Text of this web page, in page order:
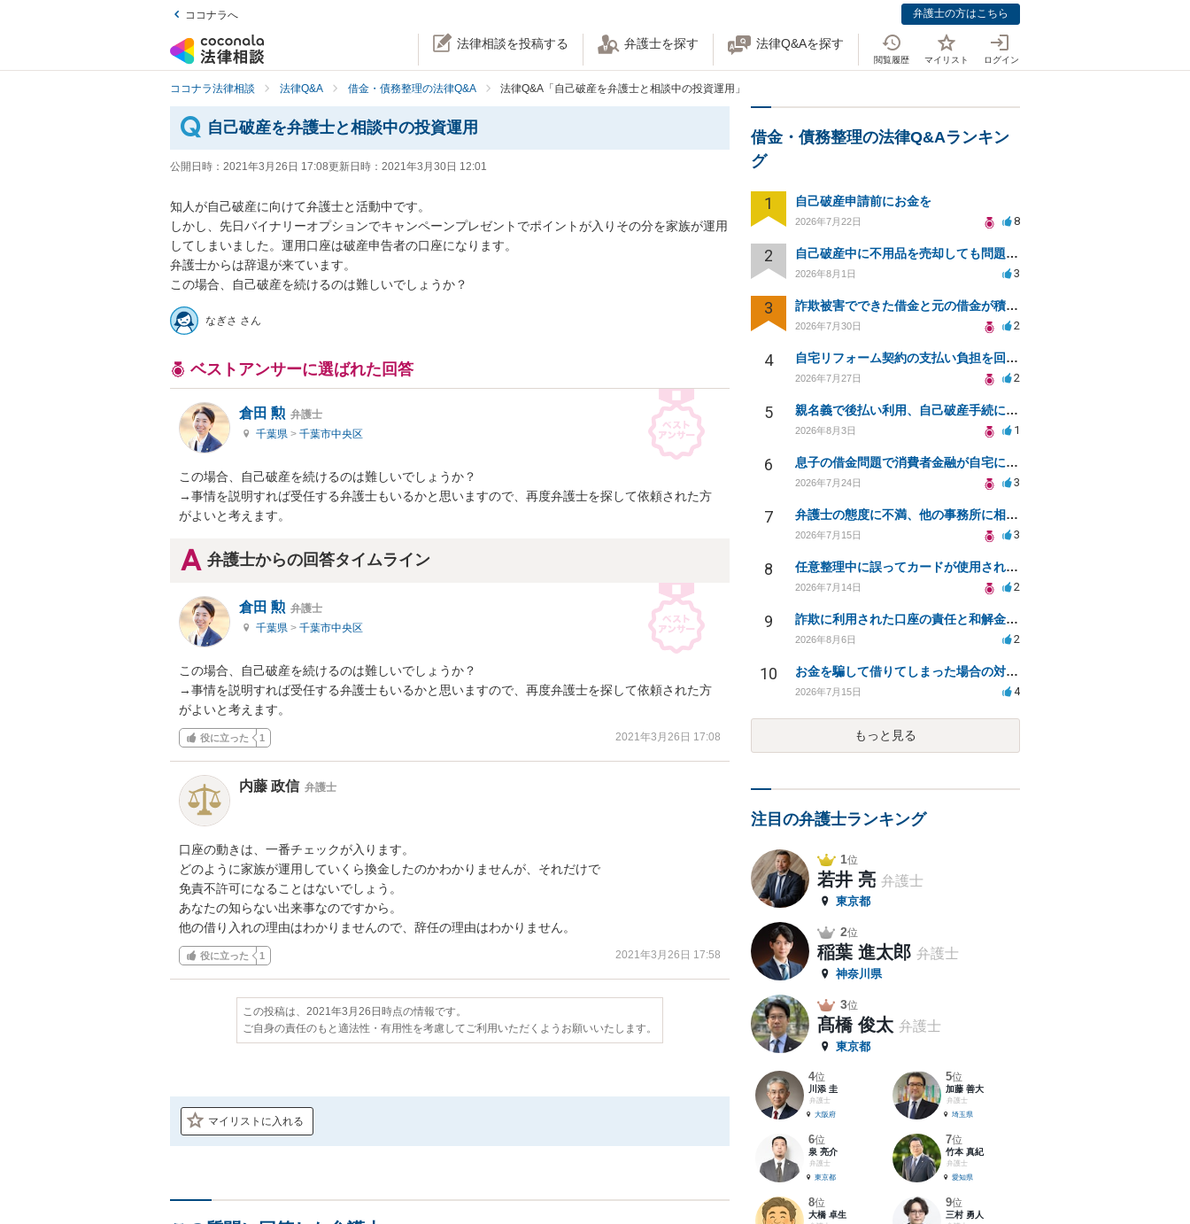
ココナラへ 弁護士の方はこちら
法律相談を投稿する 弁護士を探す 法律Q&Aを探す
閲覧履歴 マイリスト ログイン
ココナラ法律相談 法律Q&A 借金・債務整理の法律Q&A 法律Q&A「自己破産を弁護士と相談中の投資運用」
自己破産を弁護士と相談中の投資運用
公開日時： 2021年3月26日 17:08更新日時： 2021年3月30日 12:01
知人が自己破産に向けて弁護士と活動中です。
しかし、先日バイナリーオプションでキャンペーンプレゼントでポイントが入りその分を家族が運用
してしまいました。運用口座は破産申告者の口座になります。
弁護士からは辞退が来ています。
この場合、自己破産を続けるのは難しいでしょうか？
なぎさ さん
ベストアンサーに選ばれた回答
倉田 勲 弁護士
千葉県 > 千葉市中央区
この場合、自己破産を続けるのは難しいでしょうか？
→事情を説明すれば受任する弁護士もいるかと思いますので、再度弁護士を探して依頼された方
がよいと考えます。
弁護士からの回答タイムライン
倉田 勲 弁護士
千葉県 > 千葉市中央区
この場合、自己破産を続けるのは難しいでしょうか？
→事情を説明すれば受任する弁護士もいるかと思いますので、再度弁護士を探して依頼された方
がよいと考えます。
役に立った 1 2021年3月26日 17:08
内藤 政信 弁護士
口座の動きは、一番チェックが入ります。
どのように家族が運用していくら換金したのかわかりませんが、それだけで
免責不許可になることはないでしょう。
あなたの知らない出来事なのですから。
他の借り入れの理由はわかりませんので、辞任の理由はわかりません。
役に立った 1 2021年3月26日 17:58
この投稿は、2021年3月26日時点の情報です。
ご自身の責任のもと適法性・有用性を考慮してご利用いただくようお願いいたします。
マイリストに入れる
借金・債務整理の法律Q&Aランキン
グ
1 自己破産申請前にお金を
2026年7月22日 8
2 自己破産中に不用品を売却しても問題ないか？
2026年8月1日 3
3 詐欺被害でできた借金と元の借金が積み重なり返済困難
2026年7月30日 2
4 自宅リフォーム契約の支払い負担を回避する方法は？
2026年7月27日 2
5 親名義で後払い利用、自己破産手続に影響はあるか？
2026年8月3日 1
6 息子の借金問題で消費者金融が自宅にくるのをやめさせる方法はないですか？
2026年7月24日 3
7 弁護士の態度に不満、他の事務所に相談すべきか？
2026年7月15日 3
8 任意整理中に誤ってカードが使用されてしまった
2026年7月14日 2
9 詐欺に利用された口座の責任と和解金の相談について
2026年8月6日 2
10 お金を騙して借りてしまった場合の対処法と今後の対応策
2026年7月15日 4
もっと見る
注目の弁護士ランキング
1位
若井 亮 弁護士
東京都
2位
稲葉 進太郎 弁護士
神奈川県
3位
髙橋 俊太 弁護士
東京都
4位
川添 圭
弁護士
大阪府
5位
加藤 善大
弁護士
埼玉県
6位
泉 亮介
弁護士
東京都
7位
竹本 真紀
弁護士
愛知県
8位
大橋 卓生
9位
三村 勇人